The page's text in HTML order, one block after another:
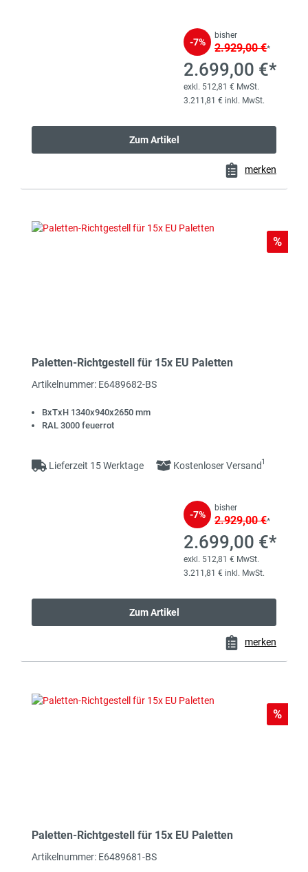
-7%
bisher
2.929,00 €*
2.699,00 €*
exkl. 512,81 € MwSt.
3.211,81 € inkl. MwSt.
Zum Artikel
merken
Rabatt
%
Paletten-Richtgestell für 15x EU Paletten
Artikelnummer: E6489682-BS
BxTxH 1340x940x2650 mm
RAL 3000 feuerrot
Lieferzeit 15 Werktage Kostenloser Versand1
-7%
bisher
2.929,00 €*
2.699,00 €*
exkl. 512,81 € MwSt.
3.211,81 € inkl. MwSt.
Zum Artikel
merken
Rabatt
%
Paletten-Richtgestell für 15x EU Paletten
Artikelnummer: E6489681-BS